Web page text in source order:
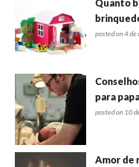
Quanto
posted on 4
para
posted on 10
Amor de